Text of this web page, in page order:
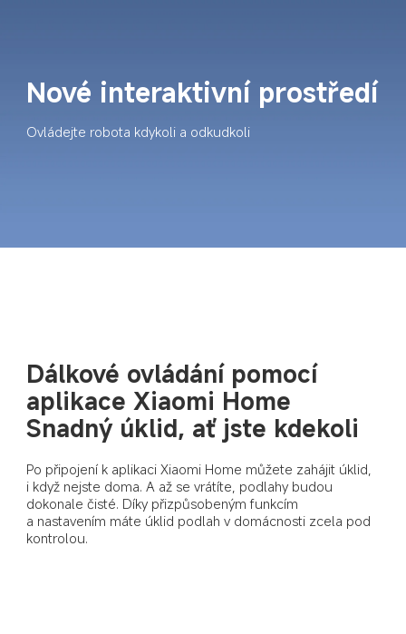
Nové interaktivní prostředí
Ovládejte robota kdykoli a odkudkoli
Dálkové ovládání pomocí
aplikace Xiaomi Home
Snadný úklid, ať jste kdekoli
Po připojení k aplikaci Xiaomi Home můžete zahájit úklid,
i když nejste doma. A až se vrátíte, podlahy budou
dokonale čisté. Díky přizpůsobeným funkcím
a nastavením máte úklid podlah v domácnosti zcela pod
kontrolou.